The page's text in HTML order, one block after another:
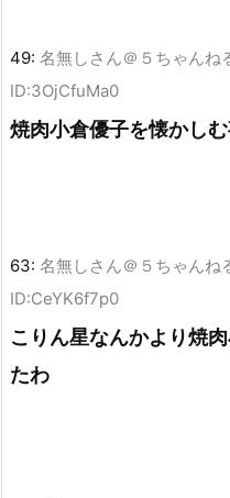
49: 名無しさん＠５ちゃんね
ID:3OjCfuMa0
焼肉小倉優子を懐かし
63: 名無しさん＠５ちゃんね
ID:CeYK6f7p0
こりん星なんかより焼
たわ